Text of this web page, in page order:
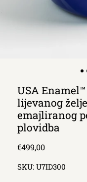
USA
lijevanog
emajliranog
plovidba
Redna
€499,00
SKU: U7ID300